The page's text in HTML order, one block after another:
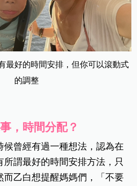
最好的時間安排，但你可以滾動式
的調整
，時間分配？
候曾經有過一種想法，認為在
所謂最好的時間安排方法，只
而乙白想提醒媽媽們，「不要